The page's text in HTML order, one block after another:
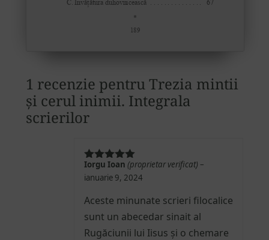
1 recenzie pentruTrezia mintii
și cerul inimii. Integrala
scrierilor
Evaluat la5din 5
Iorgu Ioan (proprietar verificat) –
ianuarie 9, 2024
Aceste minunate scrieri filocalice
sunt un abecedar sinait al
Rugăciunii lui Iisus și o chemare